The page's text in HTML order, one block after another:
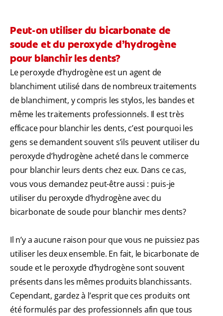
Peut-on utiliser du bicarbonate de
soude et du peroxyde d’hydrogène
pour blanchir les dents?
Le peroxyde d’hydrogène est un agent de
blanchiment utilisé dans de nombreux traitements
de blanchiment, y compris les stylos, les bandes et
même les traitements professionnels. Il est très
efficace pour blanchir les dents, c’est pourquoi les
gens se demandent souvent s’ils peuvent utiliser du
peroxyde d’hydrogène acheté dans le commerce
pour blanchir leurs dents chez eux. Dans ce cas,
vous vous demandez peut-être aussi : puis-je
utiliser du peroxyde d’hydrogène avec du
bicarbonate de soude pour blanchir mes dents?
Il n’y a aucune raison pour que vous ne puissiez pas
utiliser les deux ensemble. En fait, le bicarbonate de
soude et le peroxyde d’hydrogène sont souvent
présents dans les mêmes produits blanchissants.
Cependant, gardez à l’esprit que ces produits ont
été formulés par des professionnels afin que tous